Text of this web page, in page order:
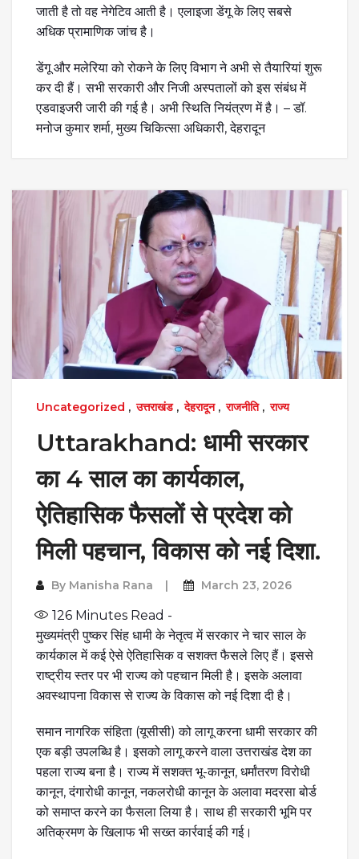
जाती है तो वह नेगेटिव आती है। एलाइजा डेंगू के लिए सबसे
अधिक प्रामाणिक जांच है।
डेंगू और मलेरिया को रोकने के लिए विभाग ने अभी से तैयारियां शुरू
कर दी हैं। सभी सरकारी और निजी अस्पतालों को इस संबंध में
एडवाइजरी जारी की गई है। अभी स्थिति नियंत्रण में है। – डॉ.
मनोज कुमार शर्मा, मुख्य चिकित्सा अधिकारी, देहरादून
Uncategorized , उत्तराखंड, देहरादून, राजनीति, राज्य
Uttarakhand: धामी सरकार
का 4 साल का कार्यकाल,
ऐतिहासिक फैसलों से प्रदेश को
मिली पहचान, विकास को नई दिशा.
By Manisha Rana March 23, 2026
126 Minutes Read -
मुख्यमंत्री पुष्कर सिंह धामी के नेतृत्व में सरकार ने चार साल के
कार्यकाल में कई ऐसे ऐतिहासिक व सशक्त फैसले लिए हैं। इससे
राष्ट्रीय स्तर पर भी राज्य को पहचान मिली है। इसके अलावा
अवस्थापना विकास से राज्य के विकास को नई दिशा दी है।
समान नागरिक संहिता (यूसीसी) को लागू करना धामी सरकार की
एक बड़ी उपलब्धि है। इसको लागू करने वाला उत्तराखंड देश का
पहला राज्य बना है। राज्य में सशक्त भू-कानून, धर्मांतरण विरोधी
कानून, दंगारोधी कानून, नकलरोधी कानून के अलावा मदरसा बोर्ड
को समाप्त करने का फैसला लिया है। साथ ही सरकारी भूमि पर
अतिक्रमण के खिलाफ भी सख्त कार्रवाई की गई।